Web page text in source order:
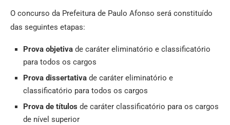
O concurso da Prefeitura de Paulo Afonso será constituído
das seguintes etapas:
Prova objetiva de caráter eliminatório e classificatório
para todos os cargos
Prova dissertativa de caráter eliminatório e
classificatório para todos os cargos
Prova de títulos de caráter classificatório para os cargos
de nível superior